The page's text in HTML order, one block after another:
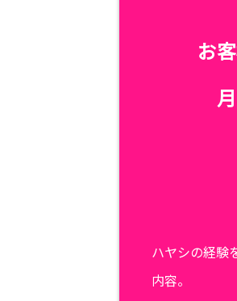
お
ハヤシの経験
内容。